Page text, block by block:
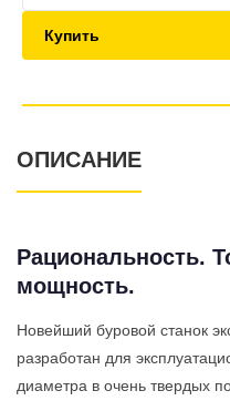
Купить
ОПИСАНИЕ
Рациональность.
мощность.
Новейший буровой станок
разработан для
диаметра в очень твердых